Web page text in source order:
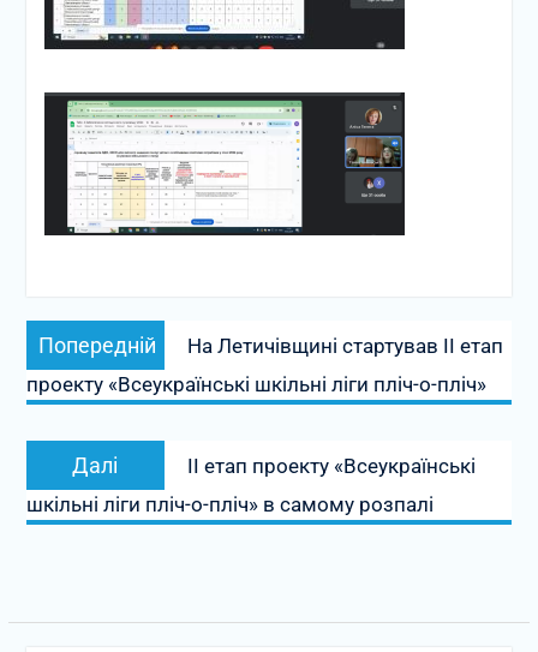
Навігація
записів
Попередній
Попередній
запис:
На Летичівщині стартував ІІ етап
проекту «Всеукраїнські шкільні ліги пліч-о-пліч»
Далі
запис:
ІІ етап проекту «Всеукраїнські
шкільні ліги пліч-о-пліч» в самому розпалі